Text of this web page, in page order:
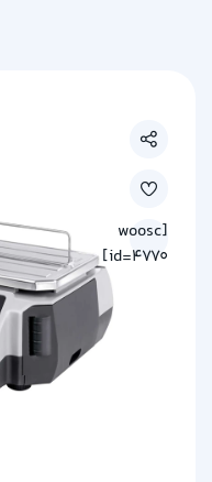
[woosc
id=4770]